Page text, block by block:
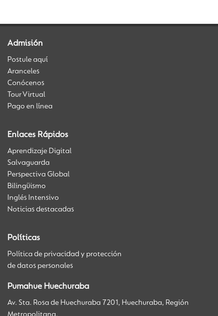
Admisión
Postule aquí
Aranceles
Conócenos
Tour Virtual
Pago en línea
Enlaces Rápidos
Aprendizaje Digital
Salvaguarda
Perspectiva Global
Bilingüismo
Inglés Intensivo
Noticias destacadas
Políticas
Política de privacidad y protección
de datos personales
Pumahue Huechuraba
Av. Sta. Rosa de Huechuraba 7201, Huechuraba, Región